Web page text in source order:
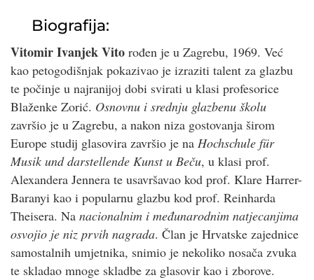
Biografija:
Vitomir Ivanjek Vito rođen je u Zagrebu, 1969. Već
kao petogodišnjak pokazivao je izraziti talent za glazbu
te počinje u najranijoj dobi svirati u klasi profesorice
Blaženke Zorić. Osnovnu i srednju glazbenu školu
završio je u Zagrebu, a nakon niza gostovanja širom
Europe studij glasovira završio je na Hochschule für
Musik und darstellende Kunst u Beču, u klasi prof.
Alexandera Jennera te usavršavao kod prof. Klare Harrer-
Baranyi kao i popularnu glazbu kod prof. Reinharda
Theisera. Na nacionalnim i međunarodnim natjecanjima
osvojio je niz prvih nagrada. Član je Hrvatske zajednice
samostalnih umjetnika, snimio je nekoliko nosača zvuka
te skladao mnoge skladbe za glasovir kao i zborove.